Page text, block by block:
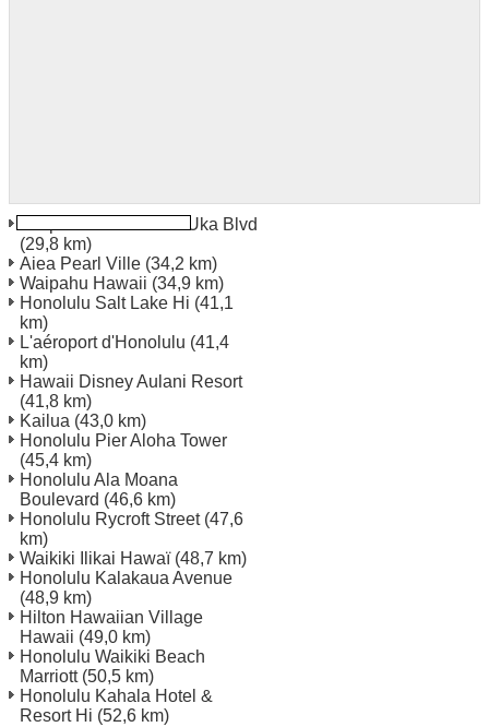
Waipahu 94 1299 Ka Uka Blvd
(29,8 km)
Aiea Pearl Ville (34,2 km)
Waipahu Hawaii (34,9 km)
Honolulu Salt Lake Hi (41,1
km)
L'aéroport d'Honolulu (41,4
km)
Hawaii Disney Aulani Resort
(41,8 km)
Kailua (43,0 km)
Honolulu Pier Aloha Tower
(45,4 km)
Honolulu Ala Moana
Boulevard (46,6 km)
Honolulu Rycroft Street(47,6
km)
Waikiki Ilikai Hawaï(48,7 km)
Honolulu Kalakaua Avenue
(48,9 km)
Hilton Hawaiian Village
Hawaii (49,0 km)
Honolulu Waikiki Beach
Marriott(50,5 km)
Honolulu Kahala Hotel &
Resort Hi (52,6 km)